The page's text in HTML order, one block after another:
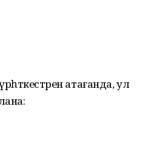
атағанда, ул